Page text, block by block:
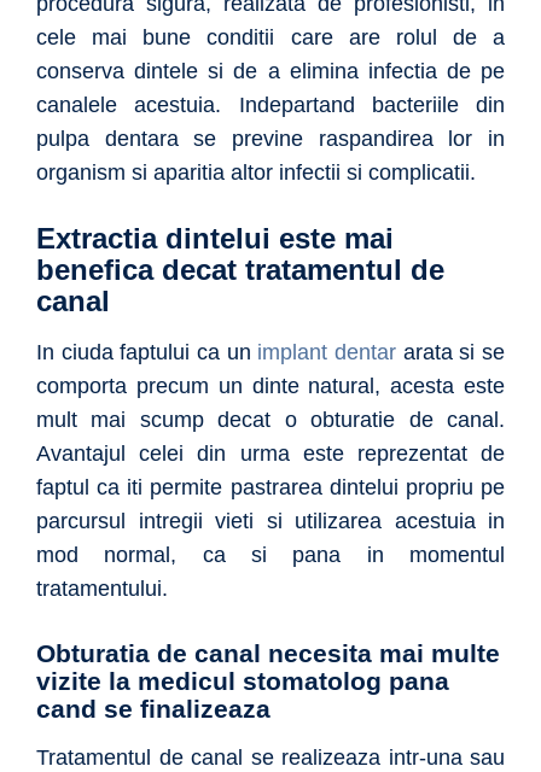
cele mai bune conditii care are rolul de a
conserva dintele si de a elimina infectia de pe
canalele acestuia. Indepartand bacteriile din
pulpa dentara se previne raspandirea lor in
organism si aparitia altor infectii si complicatii.
Extractia dintelui este mai
benefica decat tratamentul de
canal
In ciuda faptului ca un implant dentar arata si se
comporta precum un dinte natural, acesta este
mult mai scump decat o obturatie de canal.
Avantajul celei din urma este reprezentat de
faptul ca iti permite pastrarea dintelui propriu pe
parcursul intregii vieti si utilizarea acestuia in
mod normal, ca si pana in momentul
tratamentului.
Obturatia de canal necesita mai multe
vizite la medicul stomatolog pana
cand se finalizeaza
Tratamentul de canal se realizeaza intr-una sau